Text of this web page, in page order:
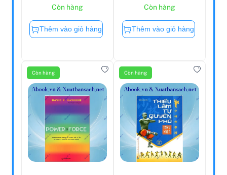
Còn hàng
Thêm vào giỏ hàng
Còn hàng
Thêm vào giỏ hàng
Còn hàng Còn hàng